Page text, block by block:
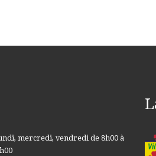
mercredi, vendredi de 8h00 à